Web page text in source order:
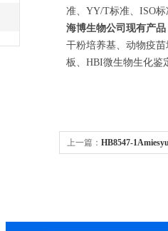
准、YY/T标准、ISO
海博生物公司现有产品
干粉培养基、动物疫
板、HBI微生物生化鉴
上一篇： HB8547-